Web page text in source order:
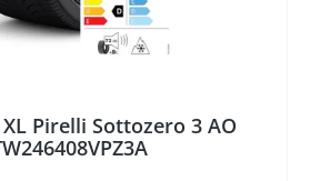
Pirelli Sottozero 3 AO